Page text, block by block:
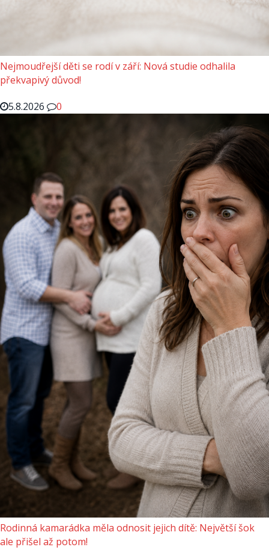
Nejmoudřejší děti se rodí v září: Nová studie odhalila
překvapivý důvod!
5.8.2026
0
Rodinná kamarádka měla odnosit jejich dítě: Největší šok
ale přišel až potom!